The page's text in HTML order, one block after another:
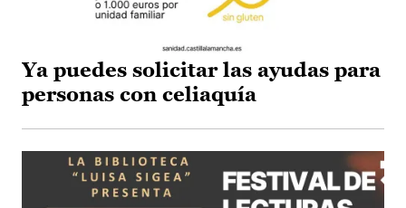
Ya puedes solicitar las ayudas para
personas con celiaquía